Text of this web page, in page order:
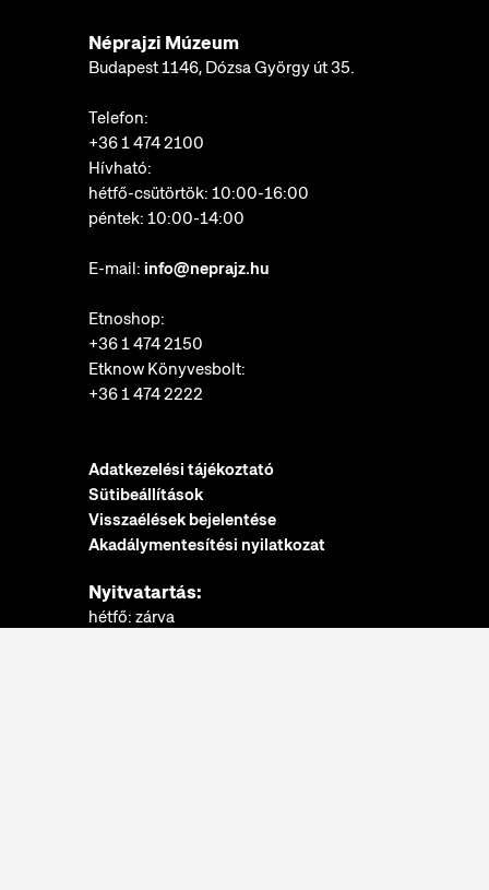
Néprajzi Múzeum
Budapest 1146, Dózsa György út 35.
Telefon:
+36 1 474 2100
Hívható:
hétfő-csütörtök: 10:00-16:00
péntek: 10:00-14:00
E-mail: info@neprajz.hu
Etnoshop:
+36 1 474 2150
Etknow Könyvesbolt:
+36 1 474 2222
Adatkezelési tájékoztató
Sütibeállítások
Visszaélések bejelentése
Akadálymentesítési nyilatkozat
Nyitvatartás:
hétfő: zárva